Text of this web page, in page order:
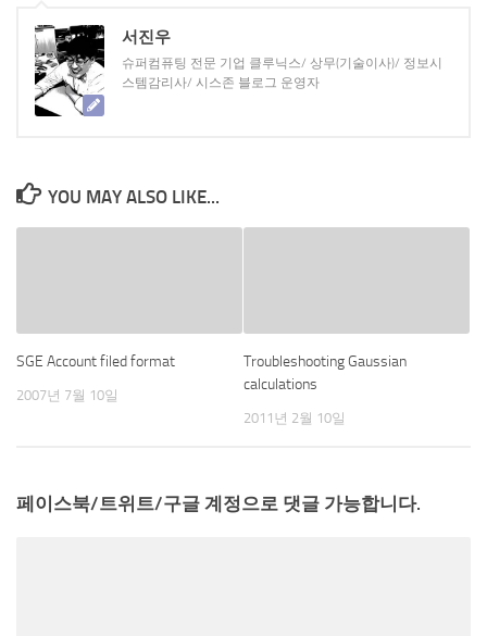
서진우
슈퍼컴퓨팅 전문 기업 클루닉스/ 상무(기술이사)/ 정보시
스템감리사/ 시스존 블로그 운영자
YOU MAY ALSO LIKE...
SGE Account filed format
2007년 7월 10일
Troubleshooting Gaussian
calculations
2011년 2월 10일
페이스북/트위트/구글 계정으로 댓글 가능합니다.